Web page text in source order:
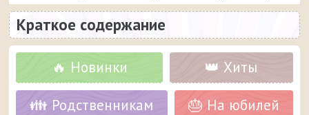
Краткое содержание
🔥 Новинки 👑 Хиты
👪 Родственникам 🎂 На юбилей